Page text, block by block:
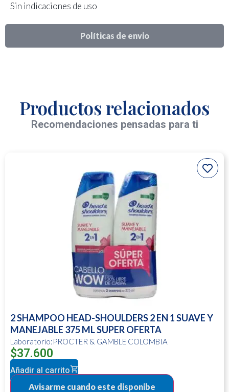
Políticas de envio
Sin indicaciones de uso
Productos relacionados
Recomendaciones pensadas para ti
2 SHAMPOO HEAD-SHOULDERS 2 EN 1 SUAVE Y
MANEJABLE 375 ML SUPER OFERTA
Laboratorio:PROCTER & GAMBLE COLOMBIA
$37.600
Añadir al carrito